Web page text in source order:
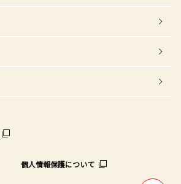
個人情報保護について